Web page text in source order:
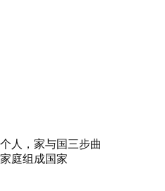
个人，家与国三步曲
家庭组成国家